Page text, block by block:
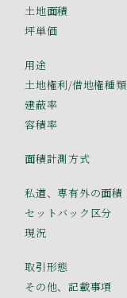
土地面積
坪単価
用途
土地権利/借地権種類
建蔽率
容積率
面積計測方式
私道、専有外の面積
セットバック区分
現況
取引形態
その他、記載事項